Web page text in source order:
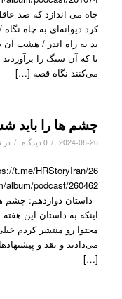
چاه-می-اندازد-که-صد-
کرد دیوانه‌ای به چاه
بد به راه اندر / هشت آن
تا که آن سنگ را
می‌کنند نگاه قصه […]
چشم ها را باید
2024-08-26
/ 0 دیدگاه / در
t.me/HRStoryIran/26
داستان دوازدهم: چشم
اینکه به داستان این
محتوا رو منتشر کردم
می‌دادند و نقد و
[…]